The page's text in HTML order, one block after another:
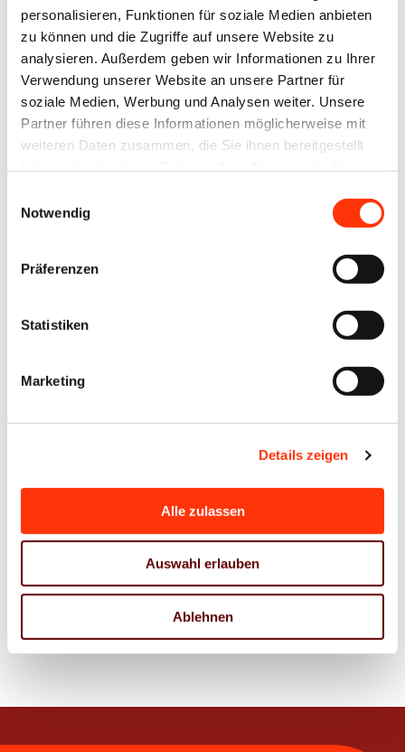
personalisieren, Funktionen für soziale Medien anbieten
zu können und die Zugriffe auf unsere Website zu
analysieren. Außerdem geben wir Informationen zu Ihrer
Verwendung unserer Website an unsere Partner für
soziale Medien, Werbung und Analysen weiter. Unsere
Partner führen diese Informationen möglicherweise mit
weiteren Daten zusammen, die Sie ihnen bereitgestellt
Notwendig
Präferenzen
Statistiken
Marketing
Details zeigen
Alle zulassen
Auswahl erlauben
Ablehnen
LinekdIn
Xing
Facebook
Natives
E-
Drucker
Frank Fischer
Referent Bildungspolitik
frank.fischer@bvdm-online.de